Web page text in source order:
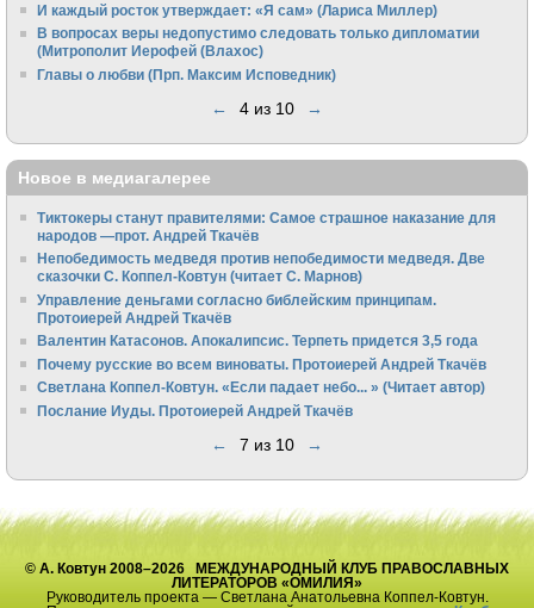
И каждый росток утверждает: «Я сам» (Лариса Миллер)
В вопросах веры недопустимо следовать только дипломатии
(Митрополит Иерофей (Влахос)
Главы о любви (Прп. Максим Исповедник)
← 4 из 10 →
Новое в медиагалерее
Тиктокеры станут правителями: Самое страшное наказание для
народов —прот. Андрей Ткачёв
Непобедимость медведя против непобедимости медведя. Две
сказочки С. Коппел-Ковтун (читает С. Марнов)
Управление деньгами согласно библейским принципам.
Протоиерей Андрей Ткачёв
Валентин Катасонов. Апокалипсис. Терпеть придется 3,5 года
Почему русские во всем виноваты. Протоиерей Андрей Ткачёв
Светлана Коппел-Ковтун. «Если падает небо... » (Читает автор)
Послание Иуды. Протоиерей Андрей Ткачёв
← 7 из 10 →
© А. Ковтун 2008–2026 МЕЖДУНАРОДНЫЙ КЛУБ ПРАВОСЛАВНЫХ
ЛИТЕРАТОРОВ «ОМИЛИЯ»
Руководитель проекта — Светлана Анатольевна Коппел-Ковтун.